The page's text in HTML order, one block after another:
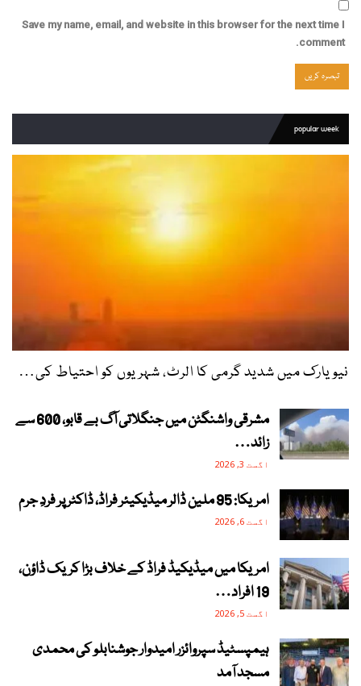
Save my name, email, and website in this browser for the next time I
comment.
popular week
نیویارک میں شدید گرمی کا الرٹ، شہریوں کو احتیاط کی…
مشرقی واشنگٹن میں جنگلاتی آگ بے قابو، 600 سے
زائد…
اگست 3, 2026
امریکا: 95 ملین ڈالر میڈیکیئر فراڈ، ڈاکٹر پر فردِ جرم
اگست 6, 2026
امریکا میں میڈیکیڈ فراڈ کے خلاف بڑا کریک ڈاؤن،
19 افراد…
اگست 5, 2026
ہیمپسٹیڈ سپروائزر امیدوار جوشنابلو کی محمدی
مسجد آمد